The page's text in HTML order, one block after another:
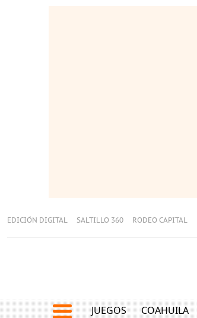
EDICIÓN DIGITAL SALTILLO 360 RODEO CAPITAL
JUEGOS COAHUILA